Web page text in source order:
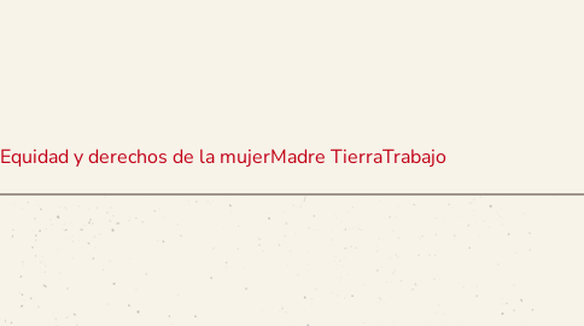
Equidad y derechos de la mujerMadre TierraTrabajo